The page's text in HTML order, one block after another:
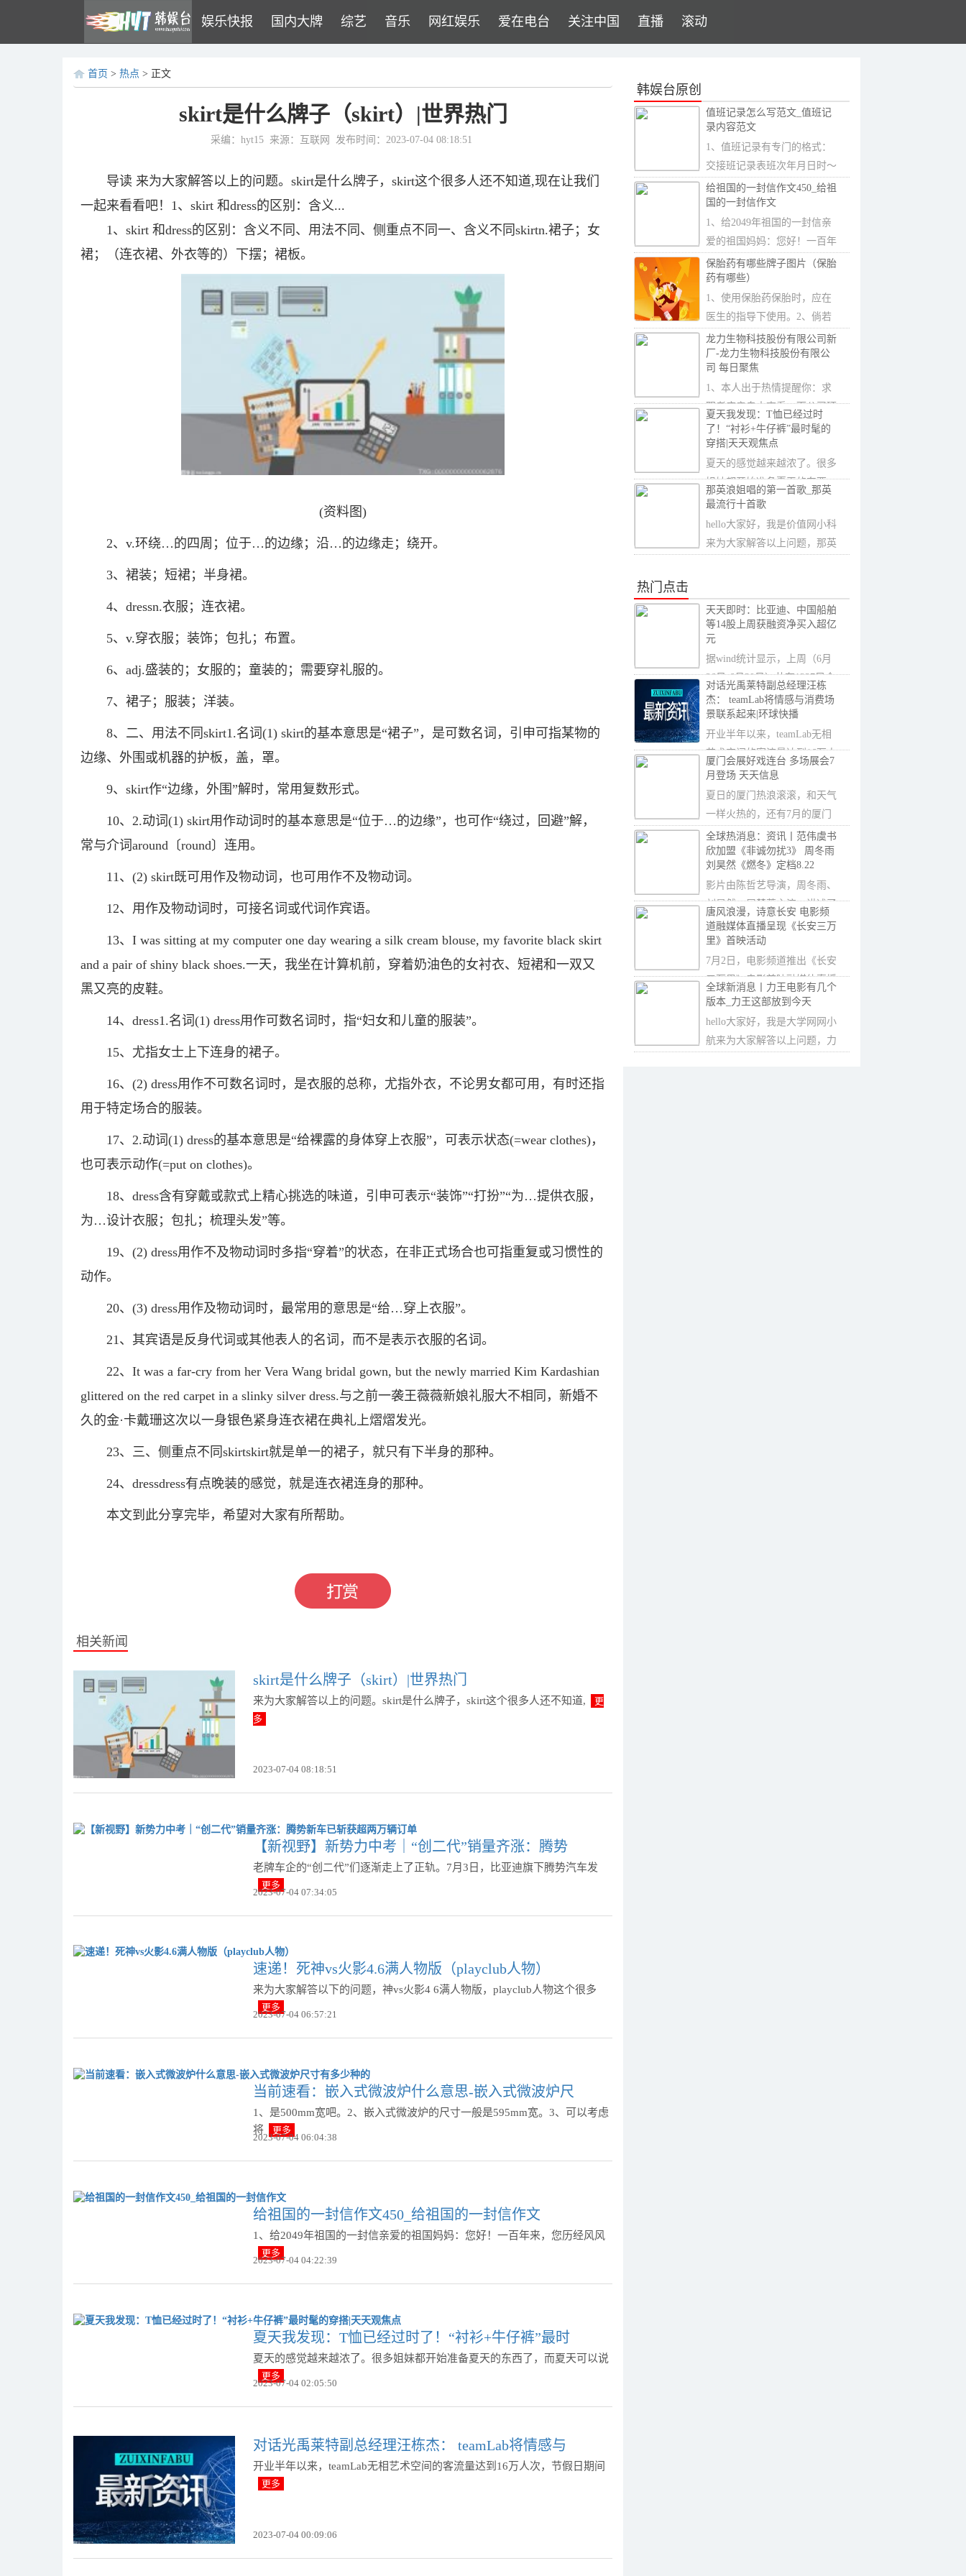
娱乐快报 国内大牌 综艺 音乐 网红娱乐 爱在电台 关注中国 直播 滚动
首页 > 热点 > 正文
skirt是什么牌子（skirt）|世界热门
采编：hyt15 来源：互联网 发布时间：2023-07-04 08:18:51
导读 来为大家解答以上的问题。skirt是什么牌子，skirt这个很多人还不知道,现在让我们
一起来看看吧！1、skirt 和dress的区别：含义...
1、skirt 和dress的区别：含义不同、用法不同、侧重点不同一、含义不同skirtn.裙子；女
裙；（连衣裙、外衣等的）下摆；裙板。
(资料图)
2、v.环绕…的四周；位于…的边缘；沿…的边缘走；绕开。
3、裙装；短裙；半身裙。
4、dressn.衣服；连衣裙。
5、v.穿衣服；装饰；包扎；布置。
6、adj.盛装的；女服的；童装的；需要穿礼服的。
7、裙子；服装；洋装。
8、二、用法不同skirt1.名词(1) skirt的基本意思是“裙子”，是可数名词，引申可指某物的
边缘、外围或机器的护板，盖，罩。
9、skirt作“边缘，外围”解时，常用复数形式。
10、2.动词(1) skirt用作动词时的基本意思是“位于…的边缘”，也可作“绕过，回避”解，
常与介词around〔round〕连用。
11、(2) skirt既可用作及物动词，也可用作不及物动词。
12、用作及物动词时，可接名词或代词作宾语。
13、I was sitting at my computer one day wearing a silk cream blouse, my favorite black skirt
and a pair of shiny black shoes.一天，我坐在计算机前，穿着奶油色的女衬衣、短裙和一双又
黑又亮的皮鞋。
14、dress1.名词(1) dress用作可数名词时，指“妇女和儿童的服装”。
15、尤指女士上下连身的裙子。
16、(2) dress用作不可数名词时，是衣服的总称，尤指外衣，不论男女都可用，有时还指
用于特定场合的服装。
17、2.动词(1) dress的基本意思是“给裸露的身体穿上衣服”，可表示状态(=wear clothes)，
也可表示动作(=put on clothes)。
18、dress含有穿戴或款式上精心挑选的味道，引申可表示“装饰”“打扮”“为…提供衣服，
为…设计衣服；包扎；梳理头发”等。
19、(2) dress用作不及物动词时多指“穿着”的状态，在非正式场合也可指重复或习惯性的
动作。
20、(3) dress用作及物动词时，最常用的意思是“给…穿上衣服”。
21、其宾语是反身代词或其他表人的名词，而不是表示衣服的名词。
22、It was a far-cry from her Vera Wang bridal gown, but the newly married Kim Kardashian
glittered on the red carpet in a slinky silver dress.与之前一袭王薇薇新娘礼服大不相同，新婚不
久的金·卡戴珊这次以一身银色紧身连衣裙在典礼上熠熠发光。
23、三、侧重点不同skirtskirt就是单一的裙子，就只有下半身的那种。
24、dressdress有点晚装的感觉，就是连衣裙连身的那种。
本文到此分享完毕，希望对大家有所帮助。
相关新闻
skirt是什么牌子（skirt）|世界热门
来为大家解答以上的问题。skirt是什么牌子，skirt这个很多人还不知道,
更
多
2023-07-04 08:18:51
【新视野】新势力中考｜“创二代”销量齐涨：腾势
老牌车企的“创二代”们逐渐走上了正轨。7月3日，比亚迪旗下腾势汽车发
更多
2023-07-04 07:34:05
速递！死神vs火影4.6满人物版（playclub人物）
来为大家解答以下的问题，神vs火影4 6满人物版，playclub人物这个很多
更多
2023-07-04 06:57:21
当前速看：嵌入式微波炉什么意思-嵌入式微波炉尺
1、是500mm宽吧。2、嵌入式微波炉的尺寸一般是595mm宽。3、可以考虑
将
更多
2023-07-04 06:04:38
给祖国的一封信作文450_给祖国的一封信作文
1、给2049年祖国的一封信亲爱的祖国妈妈：您好！一百年来，您历经风风
更多
2023-07-04 04:22:39
夏天我发现：T恤已经过时了！“衬衫+牛仔裤”最时
夏天的感觉越来越浓了。很多姐妹都开始准备夏天的东西了，而夏天可以说
更多
2023-07-04 02:05:50
对话光禹莱特副总经理汪栋杰： teamLab将情感与
开业半年以来，teamLab无相艺术空间的客流量达到16万人次，节假日期间
更多
2023-07-04 00:09:06
韩娱台原创
值班记录怎么写范文_值班记
录内容范文
1、值班记录有专门的格式：
交接班记录表班次年月日时～
时交班人：交接
给祖国的一封信作文450_给祖
国的一封信作文
1、给2049年祖国的一封信亲
爱的祖国妈妈：您好！一百年
来，您历经风风
保胎药有哪些牌子图片（保胎
药有哪些）
1、使用保胎药保胎时，应在
医生的指导下使用。2、倘若
自行滥用，不仅无
龙力生物科技股份有限公司新
厂-龙力生物科技股份有限公
司 每日聚焦
1、本人出于热情提醒你：求
职者应亲自去查看一下公司环
境、工作氛围、
夏天我发现：T恤已经过时
了！“衬衫+牛仔裤”最时髦的
穿搭|天天观焦点
夏天的感觉越来越浓了。很多
姐妹都开始准备夏天的东西
了，而夏天可以说
那英浪姐唱的第一首歌_那英
最流行十首歌
hello大家好，我是价值网小科
来为大家解答以上问题，那英
热门点击
天天即时：比亚迪、中国船舶
等14股上周获融资净买入超亿
元
据wind统计显示，上周（6月
26日-6月30日）共有1237只个
股获融资净买入
对话光禹莱特副总经理汪栋
杰： teamLab将情感与消费场
景联系起来|环球快播
开业半年以来，teamLab无相
艺术空间的客流量达到16万人
次，节假日期间
厦门会展好戏连台 多场展会7
月登场 天天信息
夏日的厦门热浪滚滚，和天气
一样火热的，还有7月的厦门
会展。日前，厦
全球热消息：资讯丨范伟虞书
欣加盟《非诚勿扰3》 周冬雨
刘昊然《燃冬》定档8.22
影片由陈哲艺导演，周冬雨、
刘昊然、屈楚萧主演，讲述了
三个异乡人因一
唐风浪漫，诗意长安 电影频
道融媒体直播呈现《长安三万
里》首映活动
7月2日，电影频道推出《长安
三万里》电影首映融媒体直播
活动，透过电影
全球新消息丨力王电影有几个
版本_力王这部放到今天
hello大家好，我是大学网网小
航来为大家解答以上问题，力